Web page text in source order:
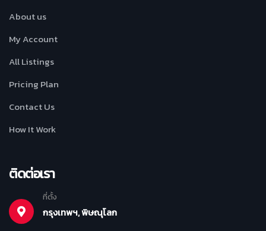
About us
My Account
All Listings
Pricing Plan
Contact Us
How It Work
ติดต่อเรา
ที่ตั้ง
กรุงเทพฯ, พิษณุโลก